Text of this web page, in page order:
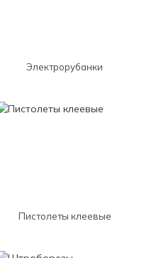
Электрорубанки
Пистолеты клеевые